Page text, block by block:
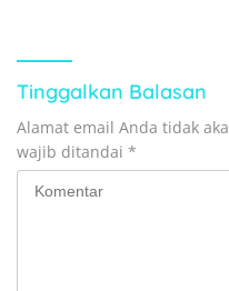
Tinggalkan Balasan
Alamat email Anda tidak
wajib ditandai *